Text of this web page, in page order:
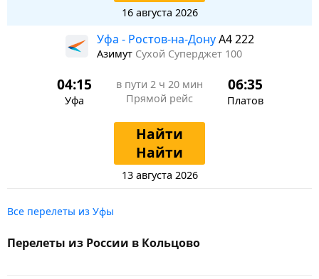
16 августа 2026
Уфа - Ростов-на-ДонуA4 222
Азимут Сухой Суперджет 100
04:15
Уфа
в пути 2 ч 20 мин
Прямой рейс
06:35
Платов
Найти
Найти
13 августа 2026
Все перелеты из Уфы
Перелеты из России в Кольцово